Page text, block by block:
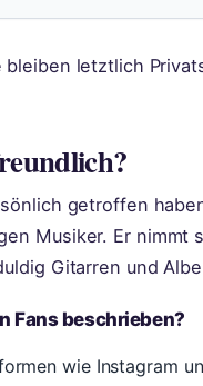
letztlich
getroffen
Musiker. Er
Gitarren und
Fans beschrieben?
wie Instagram